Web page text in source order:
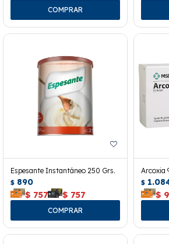
Espesante Instantáneo 250 Grs.
$ 890
$ 757 $ 757
Arcoxia
$
$